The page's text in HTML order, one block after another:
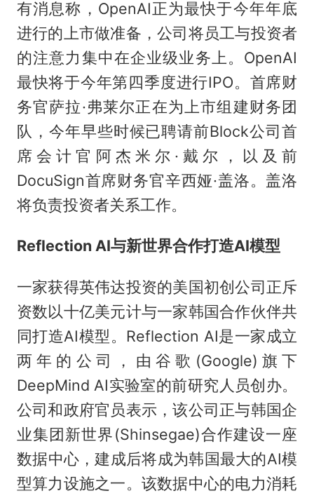
有消息称，OpenAI正为最快于今年年底
进行的上市做准备，公司将员工与投资者
的注意力集中在企业级业务上。OpenAI
最快将于今年第四季度进行IPO。首席财
务官萨拉·弗莱尔正在为上市组建财务团
队，今年早些时候已聘请前Block公司首
席会计官阿杰米尔·戴尔，以及前
DocuSign首席财务官辛西娅·盖洛。盖洛
将负责投资者关系工作。
Reflection AI与新世界合作打造AI模型
一家获得英伟达投资的美国初创公司正斥
资数以十亿美元计与一家韩国合作伙伴共
同打造AI模型。Reflection AI是一家成立
两年的公司，由谷歌(Google)旗下
DeepMind AI实验室的前研究人员创办。
公司和政府官员表示，该公司正与韩国企
业集团新世界(Shinsegae)合作建设一座
数据中心，建成后将成为韩国最大的AI模
型算力设施之一。该数据中心的电力消耗